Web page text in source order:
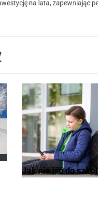
na lata, zapewniając
Jak nie iść do